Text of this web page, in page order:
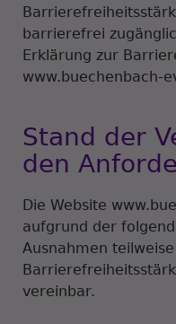
barrierefrei
Erklärung zur
www.buechenbach-
Stand der
den
Die Website
aufgrund der
Ausnahmen
vereinbar.